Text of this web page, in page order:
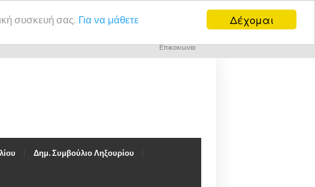
Δέχομαι
συσκευή σας. Για να μάθετε
Επικοινωνία
Δημ. Συμβούλιο Ληξουρίου